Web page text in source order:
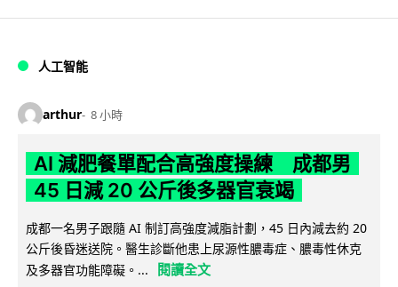
人工智能
arthur 8 小時
AI 減肥餐單配合高強度操練 成都男
45 日減 20 公斤後多器官衰竭
成都一名男子跟隨 AI 制訂高強度減脂計劃，45 日內減去約 20
公斤後昏迷送院。醫生診斷他患上尿源性膿毒症、膿毒性休克
及多器官功能障礙。...
閱讀全文